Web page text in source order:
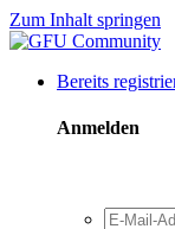
Zum Inhalt springen
Bereits
Anmelden